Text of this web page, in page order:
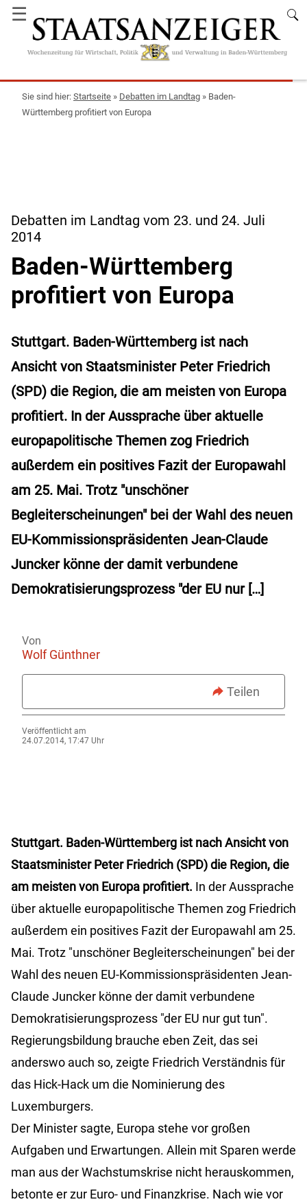
☰
Startseite » Debatten im Landtag » Baden-
Württemberg profitiert von Europa
Debatten im Landtag vom 23. und 24. Juli
2014
Baden-Württemberg
profitiert von Europa
Stuttgart. Baden-Württemberg ist nach
Ansicht von Staatsminister Peter Friedrich
(SPD) die Region, die am meisten von Europa
profitiert. In der Aussprache über aktuelle
europapolitische Themen zog Friedrich
außerdem ein positives Fazit der Europawahl
am 25. Mai. Trotz "unschöner
Begleiterscheinungen" bei der Wahl des neuen
EU-Kommissionspräsidenten Jean-Claude
Juncker könne der damit verbundene
Demokratisierungsprozess "der EU nur […]
Von
Wolf Günthner
Teilen
Veröffentlicht am
24.07.2014, 17:47 Uhr
Stuttgart. Baden-Württemberg ist nach Ansicht von
Staatsminister Peter Friedrich (SPD) die Region, die
am meisten von Europa profitiert. In der Aussprache
über aktuelle europapolitische Themen zog Friedrich
außerdem ein positives Fazit der Europawahl am 25.
Mai. Trotz "unschöner Begleiterscheinungen" bei der
Wahl des neuen EU-Kommissionspräsidenten Jean-
Claude Juncker könne der damit verbundene
Demokratisierungsprozess "der EU nur gut tun".
Regierungsbildung brauche eben Zeit, das sei
anderswo auch so, zeigte Friedrich Verständnis für
das Hick-Hack um die Nominierung des
Luxemburgers.
Der Minister sagte, Europa stehe vor großen
Aufgaben und Erwartungen. Allein mit Sparen werde
man aus der Wachstumskrise nicht herauskommen,
betonte er zur Euro- und Finanzkrise. Nach wie vor